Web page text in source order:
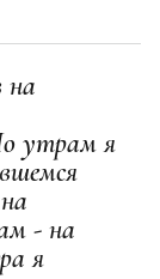
на
утрам я
- на
я